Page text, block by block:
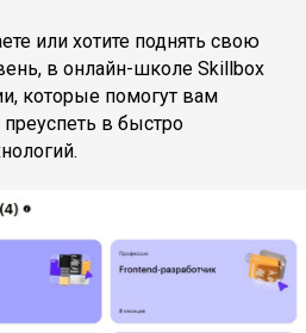
или хотите поднять свою
в онлайн-школе Skillbox
которые помогут вам
в быстро